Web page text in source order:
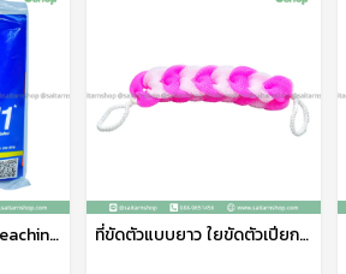
Lolane pixxel hair bleaching ผงฟอกสีผม ผงกัดสีผม โลแลน สูตร Gentle Lift 11+ ที่ขัดตัวแบบยาว ใยขัดตัวเปียก ขัดผิว คละสี ทำความสะอาดผิว จับถนัดมือ สะอาดหมดจด No.21315